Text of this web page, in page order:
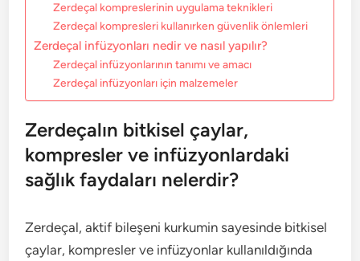
Zerdeçal kompreslerinin uygulama teknikleri
Zerdeçal kompresleri kullanırken güvenlik önlemleri
Zerdeçal infüzyonları nedir ve nasıl yapılır?
Zerdeçal infüzyonlarının tanımı ve amacı
Zerdeçal infüzyonları için malzemeler
Zerdeçalın bitkisel çaylar,
kompresler ve infüzyonlardaki
sağlık faydaları nelerdir?
Zerdeçal, aktif bileşeni kurkumin sayesinde bitkisel
çaylar, kompresler ve infüzyonlar kullanıldığında